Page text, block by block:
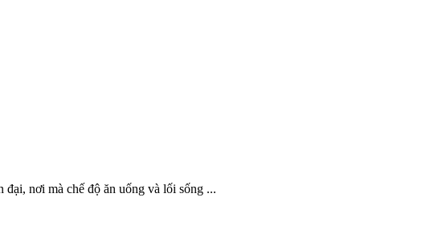
nơi mà chế độ ăn uống và lối sống ...